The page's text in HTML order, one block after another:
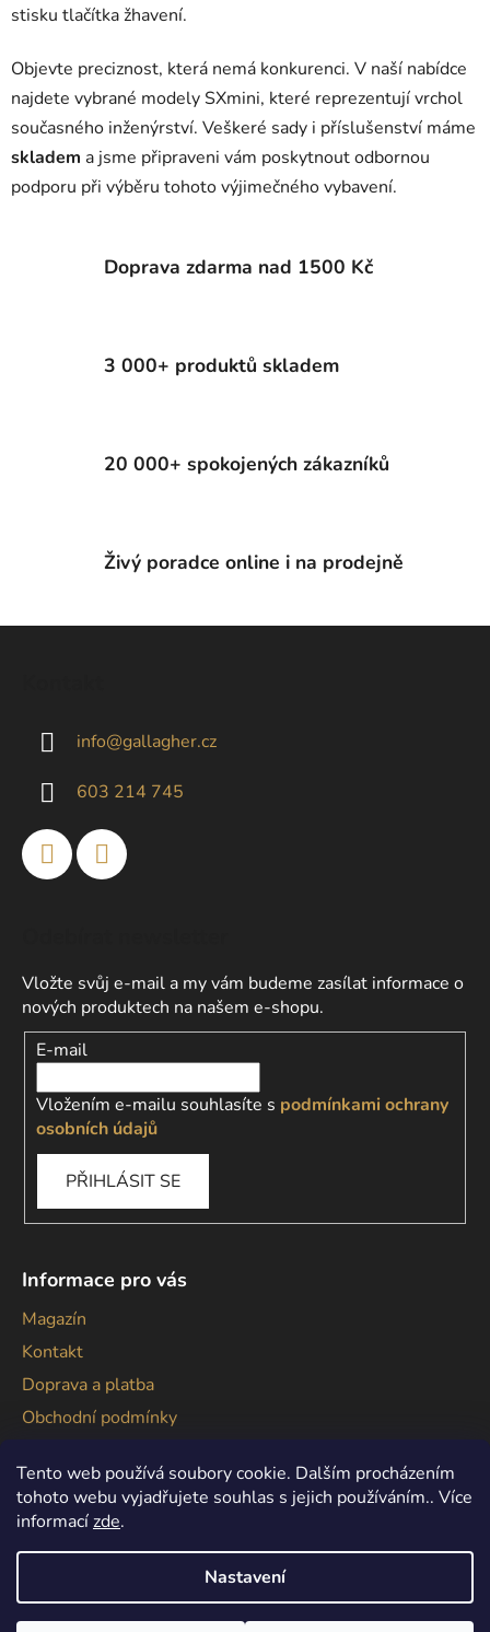
Tento web používá soubory cookie. Dalším procházením
tohoto webu vyjadřujete souhlas s jejich používáním.. Více
informacízde.
Nastavení
stisku tlačítka žhavení.
Objevte preciznost, která nemá konkurenci. V naší nabídce
najdete vybrané modely SXmini, které reprezentují vrchol
současného inženýrství. Veškeré sady i příslušenství máme
skladem a jsme připraveni vám poskytnout odbornou
podporu při výběru tohoto výjimečného vybavení.
Doprava zdarma nad 1500 Kč
3 000+ produktů skladem
20 000+ spokojených zákazníků
Živý poradce online i na prodejně
info@gallagher.cz
603 214 745
Vložte svůj e-mail a my vám budeme zasílat informace o
nových produktech na našem e-shopu.
E-mail
Vložením e-mailu souhlasíte s podmínkami ochrany
osobních údajů
PŘIHLÁSIT SE
Informace pro vás
Magazín
Kontakt
Doprava a platba
Obchodní podmínky
Vytvořil Shoptet